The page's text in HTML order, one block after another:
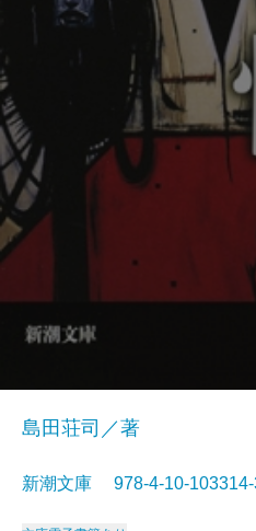
島田荘司／著
新潮文庫 978-4-10-